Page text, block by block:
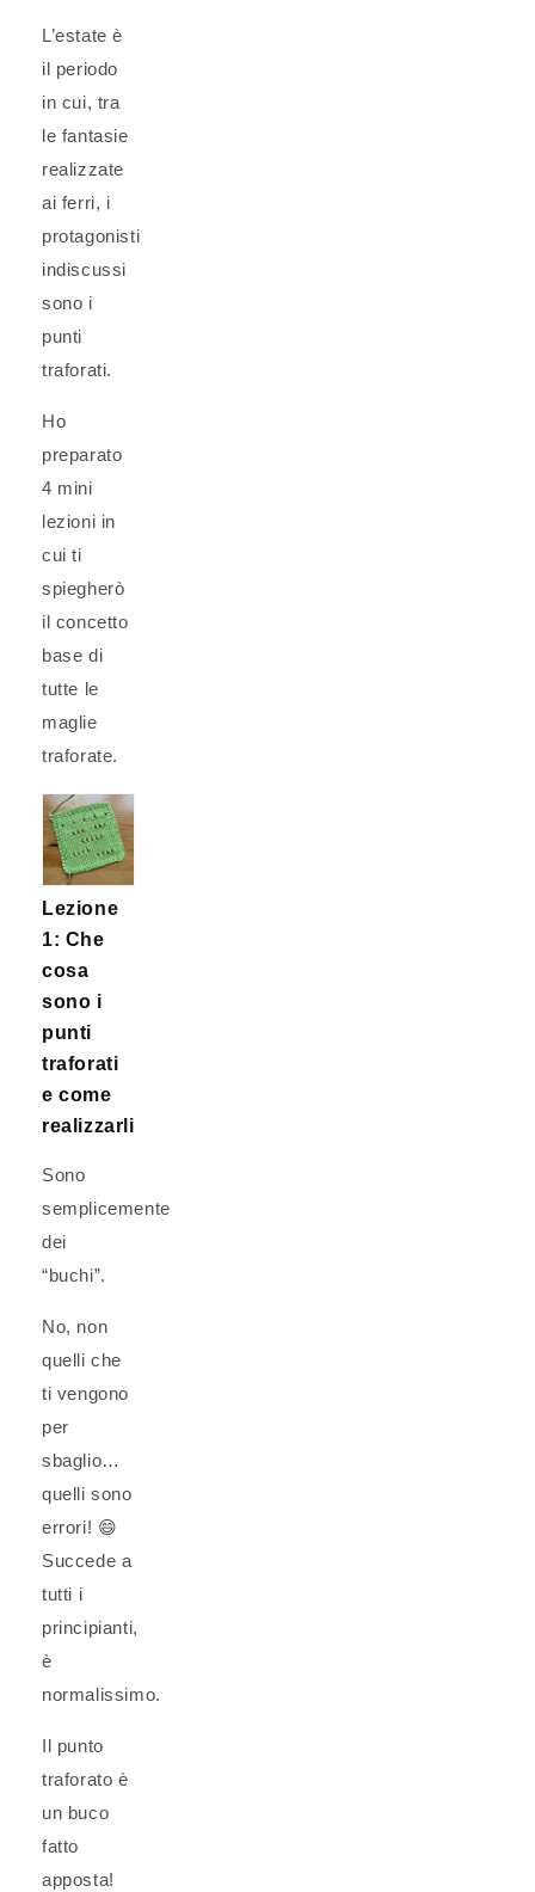
L’estate è
il periodo
in cui, tra
le fantasie
realizzate
ai ferri, i
protagonisti
indiscussi
sono i
punti
traforati.
Ho
preparato
4 mini
lezioni in
cui ti
spiegherò
il concetto
base di
tutte le
maglie
traforate.
Lezione
1: Che
cosa
sono i
punti
traforati
e come
realizzarli
Sono
semplicemente
dei
“buchi”.
No, non
quelli che
ti vengono
per
sbaglio…
quelli sono
errori! 😄
Succede a
tutti i
principianti,
è
normalissimo.
Il punto
traforato è
un buco
fatto
apposta!